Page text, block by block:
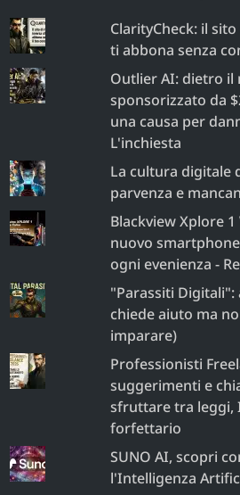
ClarityCheck: il
ti abbona senza
Outlier AI: dietro il
sponsorizzato da
una causa per
L'inchiesta
La cultura digitale
parvenza e
Blackview Xplore
nuovo
ogni evenienza -
"Parassiti Digitali":
chiede aiuto ma
imparare)
Professionisti
suggerimenti e
sfruttare tra leggi,
forfettario
SUNO AI, scopri
l'Intelligenza